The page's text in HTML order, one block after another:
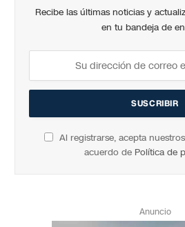
Recibe las últimas noticias y
en tu bandeja de
Al registrarse, acepta
acuerdo de Política de
Anuncio